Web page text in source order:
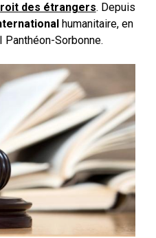
des étrangers. Depuis
humanitaire, en
Sorbonne.